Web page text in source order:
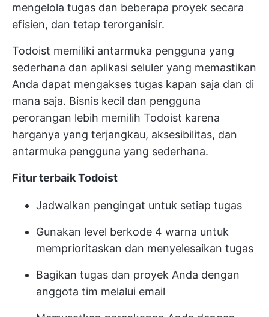
mengelola tugas dan beberapa proyek secara
efisien, dan tetap terorganisir.
Todoist memiliki antarmuka pengguna yang
sederhana dan aplikasi seluler yang memastikan
Anda dapat mengakses tugas kapan saja dan di
mana saja. Bisnis kecil dan pengguna
perorangan lebih memilih Todoist karena
harganya yang terjangkau, aksesibilitas, dan
antarmuka pengguna yang sederhana.
Fitur terbaik Todoist
Jadwalkan pengingat untuk setiap tugas
Gunakan level berkode 4 warna untuk
memprioritaskan dan menyelesaikan tugas
Bagikan tugas dan proyek Anda dengan
anggota tim melalui email